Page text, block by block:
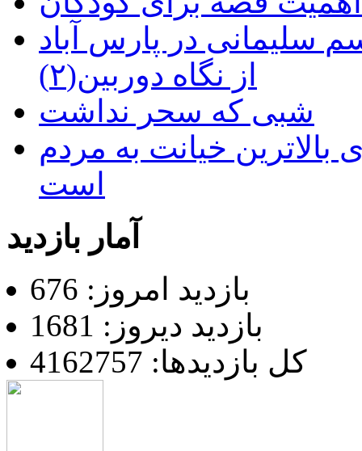
سلیمانی در پارس آباد
از نگاه دوربین(۲)
شبی که سحر نداشت
خیانت به مردم
است
آمار بازدید
بازدید امروز: 676
بازدید دیروز: 1681
کل بازدیدها: 4162757